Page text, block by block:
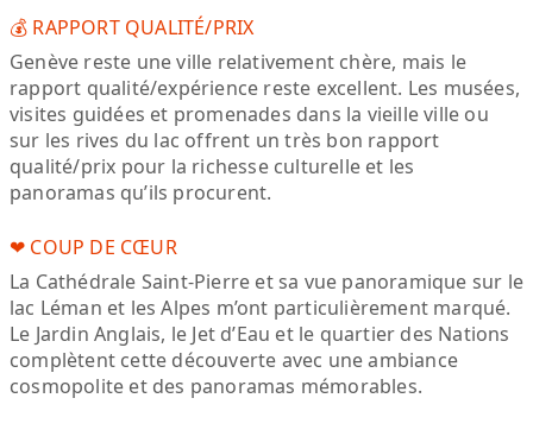
💰 RAPPORT QUALITÉ/PRIX
Genève reste une ville relativement chère, mais le
rapport qualité/expérience reste excellent. Les musées,
visites guidées et promenades dans la vieille ville ou
sur les rives du lac offrent un très bon rapport
qualité/prix pour la richesse culturelle et les
panoramas qu’ils procurent.
❤️ COUP DE CŒUR
La Cathédrale Saint-Pierre et sa vue panoramique sur le
lac Léman et les Alpes m’ont particulièrement marqué.
Le Jardin Anglais, le Jet d’Eau et le quartier des Nations
complètent cette découverte avec une ambiance
cosmopolite et des panoramas mémorables.